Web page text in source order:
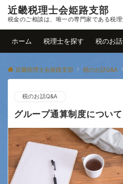
近畿税理士会姫路支部
税金のご相談は、唯一の専門家である税理
ホーム 税理士を探す 税のお
近畿税理士会姫路支部 税のお話Q&A
税のお話Q&A
グループ通算制度につい